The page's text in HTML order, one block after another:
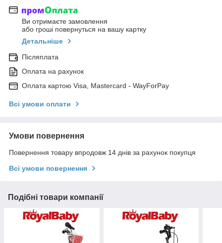
Ви отримаєте замовлення
або гроші повернуться на вашу картку
Детальніше
Післяплата
Оплата на рахунок
Оплата картою Visa, Mastercard - WayForPay
Всі умови оплати
Умови повернення
Повернення товару впродовж 14 днів за рахунок покупця
Всі умови повернення
Подібні товари компанії